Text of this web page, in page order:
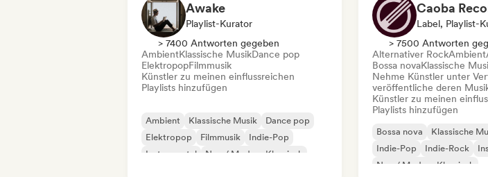
Awake
Playlist-Kurator
> 7400 Antworten gegeben
AmbientKlassische MusikDance pop
ElektropopFilmmusik
Künstler zu meinen einflussreichen
Playlists hinzufügen
Ambient Klassische Musik
Dance pop
Elektropop
Filmmusik
Indie-Pop
Instrumental
Neo / Modern Klassisch
Caoba
Label, Playlist-
> 7500 Antworten
Alternativer RockAmbient
Bossa novaKlassische
Nehme Künstler unter
veröffentliche deren
Künstler zu meinen
Playlists hinzufügen
Bossa nova Klassische
Indie-Pop
Indie-Rock
Neo / Modern Klassisch